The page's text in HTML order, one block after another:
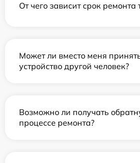
От чего зависит срок ремонта
Может ли вместо меня
устройство другой человек?
Возможно ли получать
процессе ремонта?